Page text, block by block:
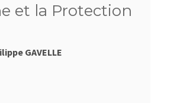
et la Protection
GAVELLE